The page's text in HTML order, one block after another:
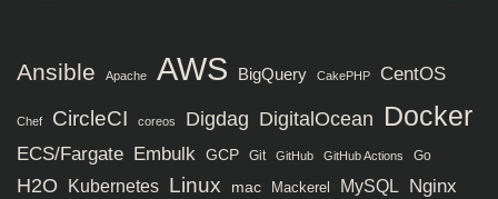
Ansible Apache AWS BigQuery CakePHP CentOS
Chef CircleCI coreos Digdag DigitalOcean Docker
ECS/Fargate Embulk GCP Git GitHub GitHub Actions Go
H2O Kubernetes Linux mac Mackerel MySQL Nginx